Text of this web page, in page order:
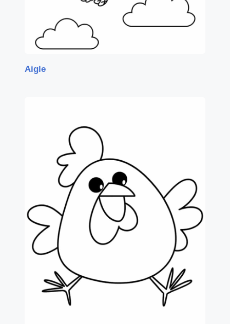
Aigle